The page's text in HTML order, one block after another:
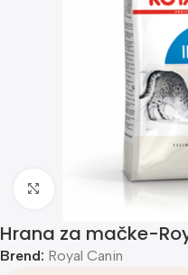
Klik za uvećanje
Hrana za mačke-
Brend: Royal Canin